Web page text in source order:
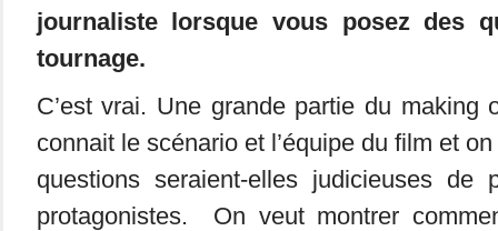
journaliste lorsque vous posez des
tournage.
C’est vrai. Une grande partie du making
connait le scénario et l’équipe du film et
questions seraient-elles judicieuses de
protagonistes. On veut montrer